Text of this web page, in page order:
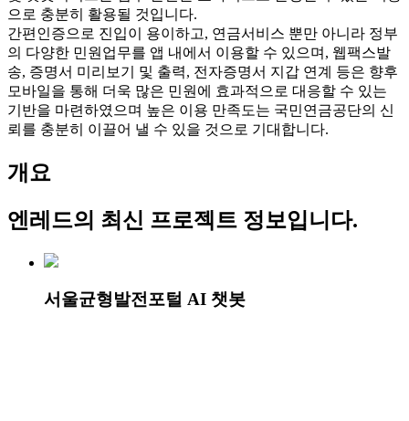
으로 충분히 활용될 것입니다.
간편인증으로 진입이 용이하고, 연금서비스 뿐만 아니라 정부
의 다양한 민원업무를 앱 내에서 이용할 수 있으며, 웹팩스발
송, 증명서 미리보기 및 출력, 전자증명서 지갑 연계 등은 향후
모바일을 통해 더욱 많은 민원에 효과적으로 대응할 수 있는
기반을 마련하였으며 높은 이용 만족도는 국민연금공단의 신
뢰를 충분히 이끌어 낼 수 있을 것으로 기대합니다.
개요
엔레드의 최신 프로젝트 정보입니다.
서울균형발전포털 AI 챗봇